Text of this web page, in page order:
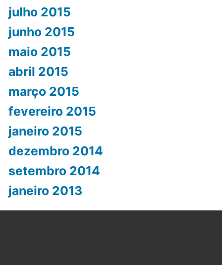
julho 2015
junho 2015
maio 2015
abril 2015
março 2015
fevereiro 2015
janeiro 2015
dezembro 2014
setembro 2014
janeiro 2013